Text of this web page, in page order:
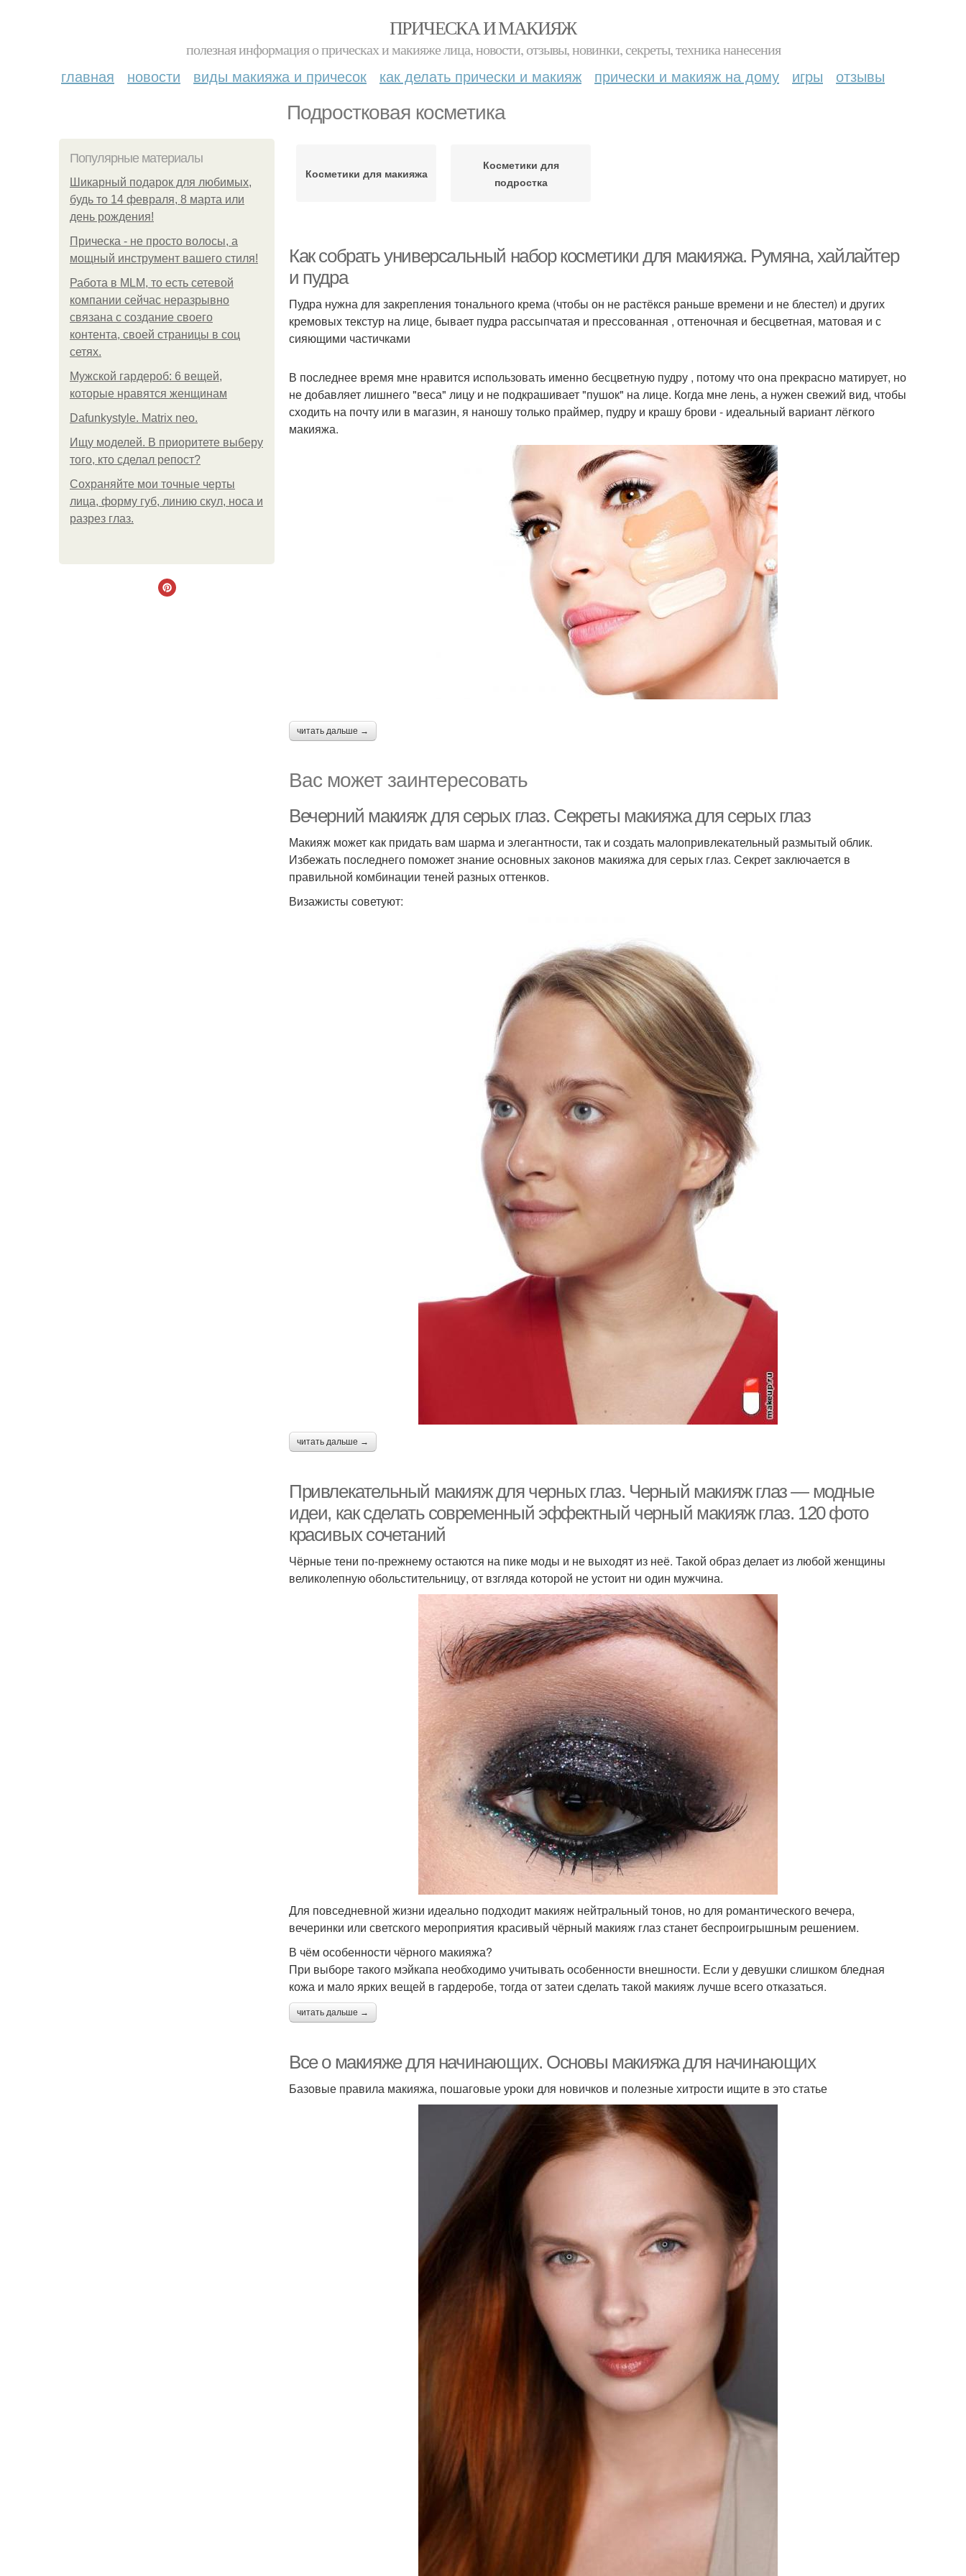
ПРИЧЕСКА И МАКИЯЖ
полезная информация о прическах и макияже лица, новости, отзывы, новинки, секреты, техника нанесения
главная новости виды макияжа и причесок как делать прически и макияж прически и макияж на дому игры отзывы
Подростковая косметика
Популярные материалы
Шикарный подарок для любимых,
будь то 14 февраля, 8 марта или
день рождения!
Прическа - не просто волосы, а
мощный инструмент вашего стиля!
Работа в MLM, то есть сетевой
компании сейчас неразрывно
связана с создание своего
контента, своей страницы в соц
сетях.
Мужской гардероб: 6 вещей,
которые нравятся женщинам
Dafunkystyle. Matrix neo.
Ищу моделей. В приоритете выберу
того, кто сделал репост?
Сохраняйте мои точные черты
лица, форму губ, линию скул, носа и
разрез глаз.
Косметики для макияжа
Косметики для
подростка
Как собрать универсальный набор косметики для макияжа. Румяна, хайлайтер
и пудра
Пудра нужна для закрепления тонального крема (чтобы он не растёкся раньше времени и не блестел) и других
кремовых текстур на лице, бывает пудра рассыпчатая и прессованная , оттеночная и бесцветная, матовая и с
сияющими частичками
В последнее время мне нравится использовать именно бесцветную пудру , потому что она прекрасно матирует, но
не добавляет лишнего "веса" лицу и не подкрашивает "пушок" на лице. Когда мне лень, а нужен свежий вид, чтобы
сходить на почту или в магазин, я наношу только праймер, пудру и крашу брови - идеальный вариант лёгкого
макияжа.
читать дальше →
Вас может заинтересовать
Вечерний макияж для серых глаз. Секреты макияжа для серых глаз
Макияж может как придать вам шарма и элегантности, так и создать малопривлекательный размытый облик.
Избежать последнего поможет знание основных законов макияжа для серых глаз. Секрет заключается в
правильной комбинации теней разных оттенков.
Визажисты советуют:
читать дальше →
Привлекательный макияж для черных глаз. Черный макияж глаз — модные
идеи, как сделать современный эффектный черный макияж глаз. 120 фото
красивых сочетаний
Чёрные тени по-прежнему остаются на пике моды и не выходят из неё. Такой образ делает из любой женщины
великолепную обольстительницу, от взгляда которой не устоит ни один мужчина.
Для повседневной жизни идеально подходит макияж нейтральный тонов, но для романтического вечера,
вечеринки или светского мероприятия красивый чёрный макияж глаз станет беспроигрышным решением.
В чём особенности чёрного макияжа?
При выборе такого мэйкапа необходимо учитывать особенности внешности. Если у девушки слишком бледная
кожа и мало ярких вещей в гардеробе, тогда от затеи сделать такой макияж лучше всего отказаться.
читать дальше →
Все о макияже для начинающих. Основы макияжа для начинающих
Базовые правила макияжа, пошаговые уроки для новичков и полезные хитрости ищите в это статье